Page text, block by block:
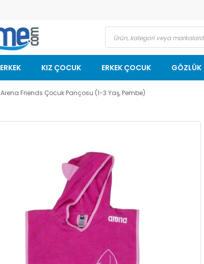
ERKEK KIZ ÇOCUK ERKEK ÇOCUK GÖZLÜK
Arena Friends Çocuk Pançosu (1-3 Yaş, Pembe)